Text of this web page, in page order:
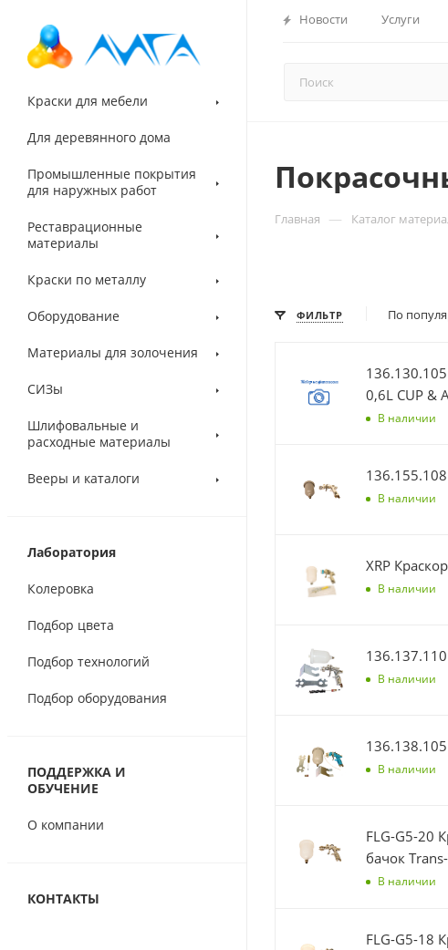
Новости Услуги
Краски для мебели
Для деревянного дома
Промышленные покрытия
для наружных работ
Реставрационные
материалы
Краски по металлу
Оборудование
Материалы для золочения
СИЗы
Шлифовальные и
расходные материалы
Вееры и каталоги
Лаборатория
Колеровка
Подбор цвета
Подбор технологий
Подбор оборудования
ПОДДЕРЖКА И
ОБУЧЕНИЕ
О компании
КОНТАКТЫ
Главная — Каталог
ФИЛЬТР По
0,6L CUP &
В наличии
В наличии
В наличии
В наличии
В наличии
FLG-G5-20
бачок
В наличии
FLG-G5-18